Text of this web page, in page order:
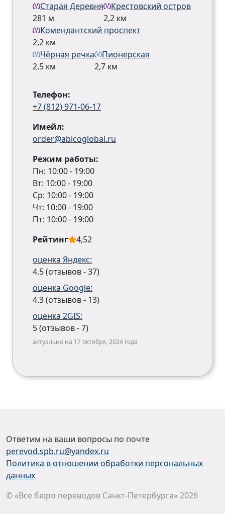
Старая Деревня
281 м
Крестовский остров
2,2 км
Комендантский проспект
2,2 км
Чёрная речка
2,5 км
Пионерская
2,7 км
Телефон:
+7 (812) 971-06-17
Имейл:
order@abicoglobal.ru
Режим работы:
Пн: 10:00 - 19:00
Вт: 10:00 - 19:00
Ср: 10:00 - 19:00
Чт: 10:00 - 19:00
Пт: 10:00 - 19:00
Рейтинг
4,52
оценка Яндекс:
4.5 (отзывов - 37)
оценка Google:
4.3 (отзывов - 13)
оценка 2GIS:
5 (отзывов - 7)
актуально на 17 октября, 2024 года
Ответим на ваши вопросы по почте
perevod.spb.ru@yandex.ru
Политика в отношении обработки персональных
данных
© «Все бюро переводов Санкт-Петербурга» 2026